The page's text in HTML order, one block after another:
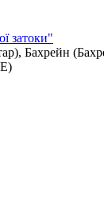
затоки"
Бахрейн